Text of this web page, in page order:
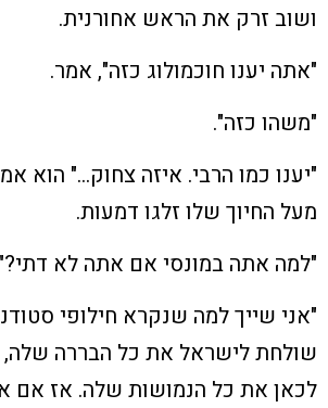
ושוב זרק את הראש אחורנית.
"אתה יענו חוכמולוג כזה", אמר.
"משהו כזה".
"יענו כמו הרבי. איזה צחוק…" הוא
מעל החיוך שלו זלגו דמעות.
"למה אתה במונסי אם אתה לא
"אני שייך למה שנקרא חילופי
שולחת לישראל את כל הבררה
לכאן את כל הנמושות שלה. אז אם